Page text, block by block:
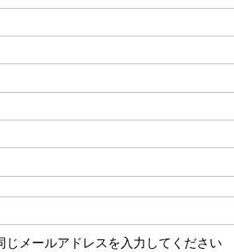
じメールアドレスを入力してください